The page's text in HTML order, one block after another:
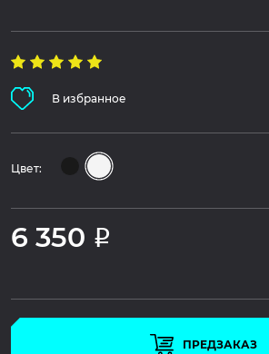
В избранное
Цвет:
6 350 Р
ПРЕДЗАКАЗ